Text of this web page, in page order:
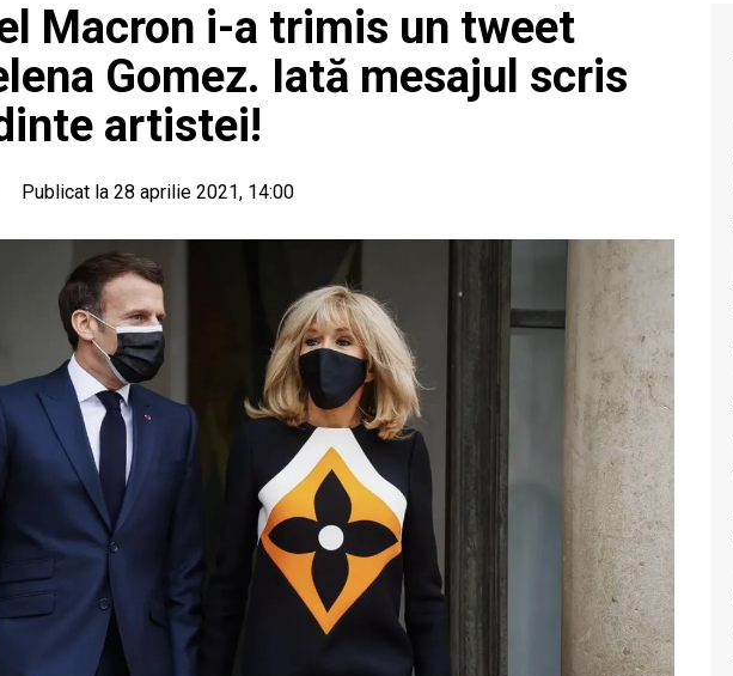
Macron i-a trimis un tweet
Gomez. Iată mesajul scris
artistei!
Publicat la 28 aprilie 2021, 14:00